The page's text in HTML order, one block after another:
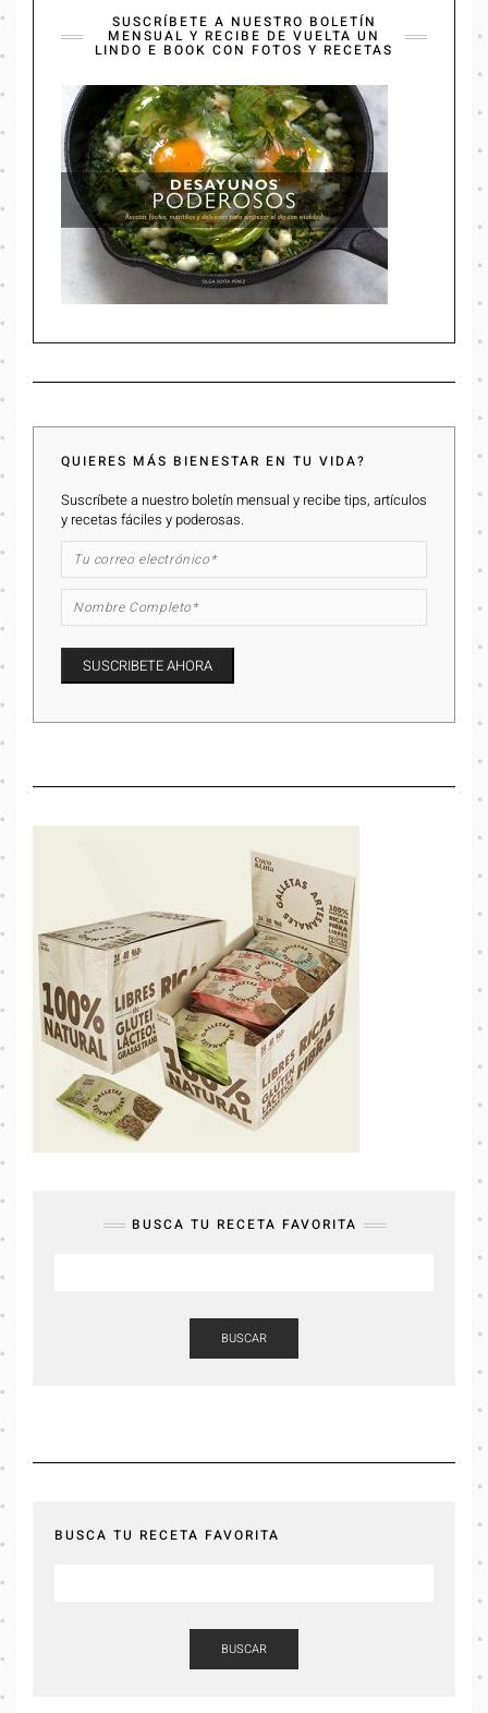
SUSCRÍBETE A NUESTRO BOLETÍN
MENSUAL Y RECIBE DE VUELTA UN
LINDO E BOOK CON FOTOS Y RECETAS
QUIERES MÁS BIENESTAR EN TU VIDA?
Suscríbete a nuestro boletín mensual y recibe tips, artículos
y recetas fáciles y poderosas.
BUSCA TU RECETA FAVORITA
BUSCAR
BUSCA TU RECETA FAVORITA
BUSCAR